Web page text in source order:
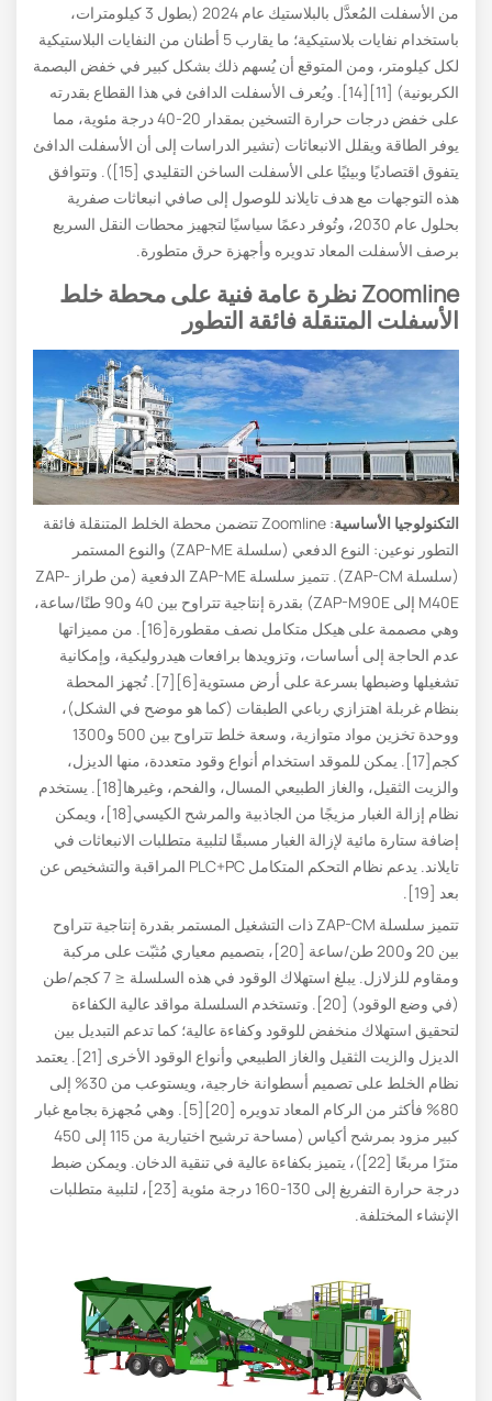
من الأسفلت المُعدَّل بالبلاستيك عام 2024 (بطول 3 كيلومترات،
باستخدام نفايات بلاستيكية؛ ما يقارب 5 أطنان من النفايات البلاستيكية
لكل كيلومتر، ومن المتوقع أن يُسهم ذلك بشكل كبير في خفض البصمة
الكربونية) [11][14]. ويُعرف الأسفلت الدافئ في هذا القطاع بقدرته
على خفض درجات حرارة التسخين بمقدار 20-40 درجة مئوية، مما
يوفر الطاقة ويقلل الانبعاثات (تشير الدراسات إلى أن الأسفلت الدافئ
يتفوق اقتصاديًا وبيئيًا على الأسفلت الساخن التقليدي [15]). وتتوافق
هذه التوجهات مع هدف تايلاند للوصول إلى صافي انبعاثات صفرية
بحلول عام 2030، وتُوفر دعمًا سياسيًا لتجهيز محطات النقل السريع
برصف الأسفلت المعاد تدويره وأجهزة حرق متطورة.
Zoomline نظرة عامة فنية على محطة خلط
الأسفلت المتنقلة فائقة التطور
التكنولوجيا الأساسية
: Zoomline تتضمن محطة الخلط المتنقلة فائقة
التطور نوعين: النوع الدفعي (سلسلة ZAP-ME) والنوع المستمر
(سلسلة ZAP-CM). تتميز سلسلة ZAP-ME الدفعية (من طراز ZAP-
M40E إلى ZAP-M90E) بقدرة إنتاجية تتراوح بين 40 و90 طنًا/ساعة،
وهي مصممة على هيكل متكامل نصف مقطورة[16]. من مميزاتها
عدم الحاجة إلى أساسات، وتزويدها برافعات هيدروليكية، وإمكانية
تشغيلها وضبطها بسرعة على أرض مستوية[6][7]. تُجهز المحطة
بنظام غربلة اهتزازي رباعي الطبقات (كما هو موضح في الشكل)،
ووحدة تخزين مواد متوازية، وسعة خلط تتراوح بين 500 و1300
كجم[17]. يمكن للموقد استخدام أنواع وقود متعددة، منها الديزل،
والزيت الثقيل، والغاز الطبيعي المسال، والفحم، وغيرها[18]. يستخدم
نظام إزالة الغبار مزيجًا من الجاذبية والمرشح الكيسي[18]، ويمكن
إضافة ستارة مائية لإزالة الغبار مسبقًا لتلبية متطلبات الانبعاثات في
تايلاند. يدعم نظام التحكم المتكامل PLC+PC المراقبة والتشخيص عن
بعد [19].
تتميز سلسلة ZAP-CM ذات التشغيل المستمر بقدرة إنتاجية تتراوح
بين 20 و200 طن/ساعة [20]، بتصميم معياري مُثبّت على مركبة
ومقاوم للزلازل. يبلغ استهلاك الوقود في هذه السلسلة ≤ 7 كجم/طن
(في وضع الوقود) [20]. وتستخدم السلسلة مواقد عالية الكفاءة
لتحقيق استهلاك منخفض للوقود وكفاءة عالية؛ كما تدعم التبديل بين
الديزل والزيت الثقيل والغاز الطبيعي وأنواع الوقود الأخرى [21]. يعتمد
نظام الخلط على تصميم أسطوانة خارجية، ويستوعب من 30% إلى
80% فأكثر من الركام المعاد تدويره [20][5]. وهي مُجهزة بجامع غبار
كبير مزود بمرشح أكياس (مساحة ترشيح اختيارية من 115 إلى 450
مترًا مربعًا [22])، يتميز بكفاءة عالية في تنقية الدخان. ويمكن ضبط
درجة حرارة التفريغ إلى 130-160 درجة مئوية [23]، لتلبية متطلبات
الإنشاء المختلفة.